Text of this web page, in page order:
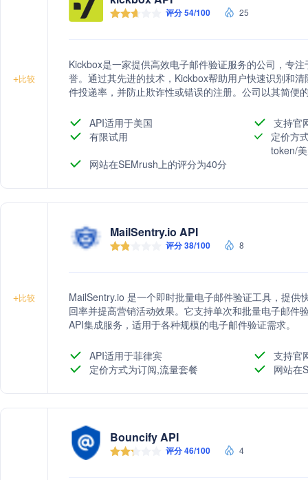
+比较
评分 54/100 25
Kickbox是一家提供高效电子邮件验证服务的公司，专
誉。通过其先进的技术，Kickbox帮助用户快速识别和
件投递率，并防止欺诈性或错误的注册。公司以其简便
API适用于美国
支持官
有限试用
定价方
token/
网站在SEMrush上的评分为40分
+比较
MailSentry.io API
评分 38/100 8
MailSentry.io 是一个即时批量电子邮件验证工具，提供
回率并提高营销活动效果。它支持单次和批量电子邮件
API集成服务，适用于各种规模的电子邮件验证需求。
API适用于菲律宾
支持官
定价方式为订阅,流量套餐
网站在
Bouncify API
评分 46/100 4